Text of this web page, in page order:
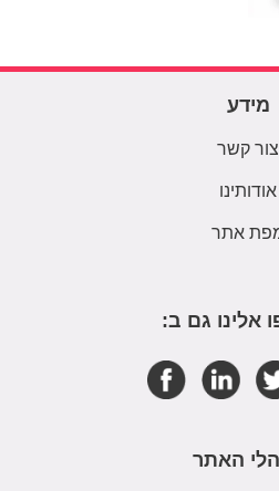
מידע
צור קשר
אודותינו
אתר
אלינו גם ב:
האתר